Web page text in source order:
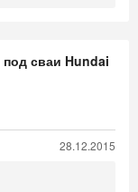
сваи Hundai
28.12.2015